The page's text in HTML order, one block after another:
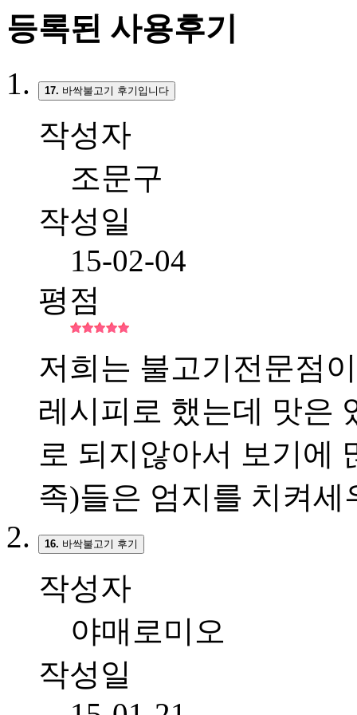
등록된 사용후기
17. 바싹불고기 후기입니다
작성자
조문구
작성일
15-02-04
평점
저희는 불고기전문점
레시피로 했는데 맛은
로 되지않아서 보기에
족)들은 엄지를 치켜
16. 바싹불고기 후기
작성자
야매로미오
작성일